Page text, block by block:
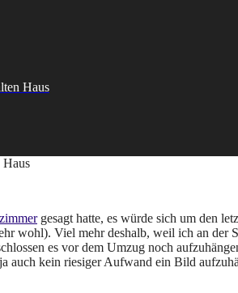
Haus
gesagt hatte, es würde sich um den
wohl). Viel mehr deshalb, weil ich an der
es vor dem Umzug noch
auch kein riesiger Aufwand ein Bild